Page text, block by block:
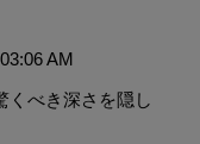
AM
くべき深さを隠し